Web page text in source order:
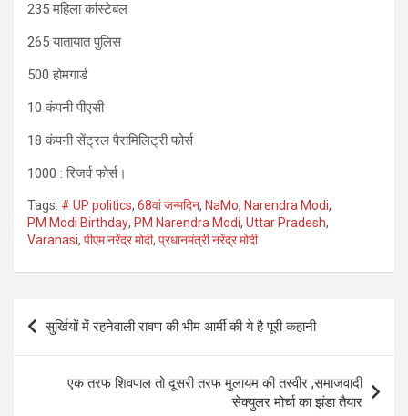
235 महिला कांस्टेबल
265 यातायात पुलिस
500 होमगार्ड
10 कंपनी पीएसी
18 कंपनी सेंट्रल पैरामिलिट्री फोर्स
1000 : रिजर्व फोर्स।
Tags: # UP politics, 68वां जन्मदिन, NaMo, Narendra Modi,
PM Modi Birthday, PM Narendra Modi, Uttar Pradesh,
Varanasi, पीएम नरेंद्र मोदी, प्रधानमंत्री नरेंद्र मोदी
Post
navigation
सुर्खियों में रहनेवाली रावण की भीम आर्मी की ये है पूरी कहानी
एक तरफ शिवपाल तो दूसरी तरफ मुलायम की तस्वीर ,समाजवादी
सेक्युलर मोर्चा का झंडा तैयार